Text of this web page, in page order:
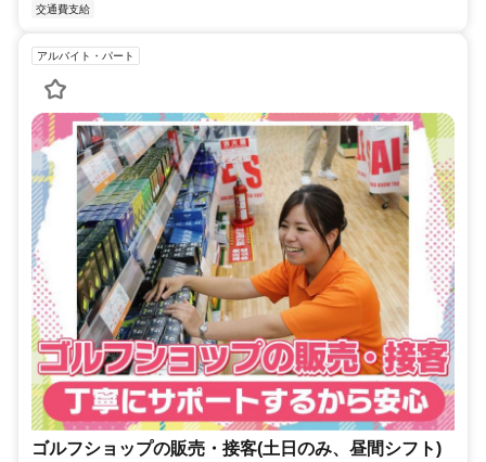
交通費支給
アルバイト・パート
ゴルフショップの販売・接客(土日のみ、昼間シフト)